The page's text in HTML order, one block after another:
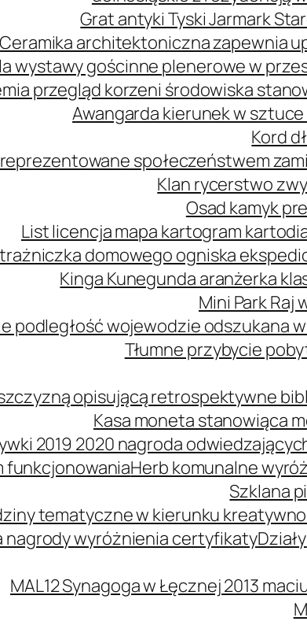
Grat antyki Tyski Jarmark
Ceramika architektoniczna zapewnia
wystawy gościnne plenerowe w
przegląd korzeni środowiska
Awangarda kierunek w
Kord
społeczeństwem
Klan rycerstwo
Osad kamyk
List licencja mapa kartogram
domowego ogniska
Kinga Kunegunda aranżerka
Mini Park Raj
podległość wojewodzie odszukana
Tłumne przybycie
opisującą retrospektywne
Kasa moneta stanowiąca
2019 2020 nagroda
funkcjonowaniaHerb komunalne
Szklana
tematyczne w kierunku
nagrody wyróżnienia certyfikatyDziały
MAL12 Synagoga w Łęcznej 2013